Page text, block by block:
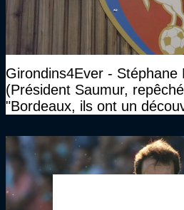
Girondins4Ever - Stéphane
(Président Saumur,
"Bordeaux, ils ont un